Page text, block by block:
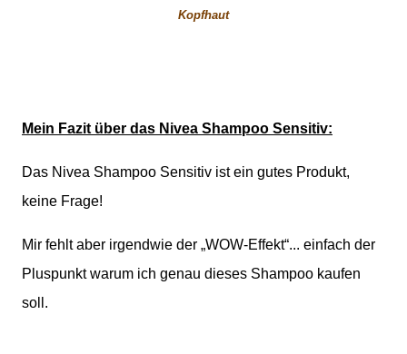
Kopfhaut
Mein Fazit über das Nivea Shampoo Sensitiv:
Das Nivea Shampoo Sensitiv ist ein gutes Produkt,
keine Frage!
Mir fehlt aber irgendwie der „WOW-Effekt“... einfach der
Pluspunkt warum ich genau dieses Shampoo kaufen
soll.